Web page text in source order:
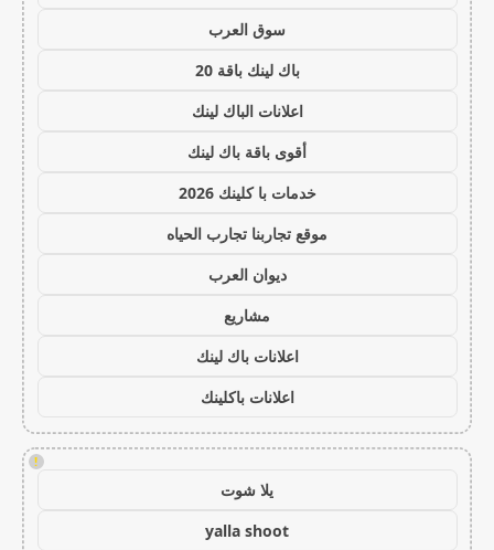
سوق العرب
باك لينك باقة 20
اعلانات الباك لينك
أقوى باقة باك لينك
خدمات با كلينك 2026
موقع تجاربنا تجارب الحياه
ديوان العرب
مشاريع
اعلانات باك لينك
اعلانات باكلينك
!
يلا شوت
yalla shoot